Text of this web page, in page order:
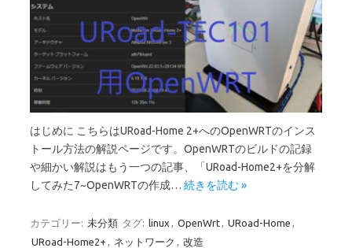
はじめに こちらはURoad-Home 2+へのOpenWRTのインス
トール方法の解説ページです。OpenWRTのビルドの記録
や細かい解説はもう一つの記事、「URoad-Home2+を分解
してみた7~OpenWRTの作成… 続きを読む »
カテゴリー: 未分類 タグ: linux OpenWrt URoad-Home
URoad-Home2+
ネットワーク 改造